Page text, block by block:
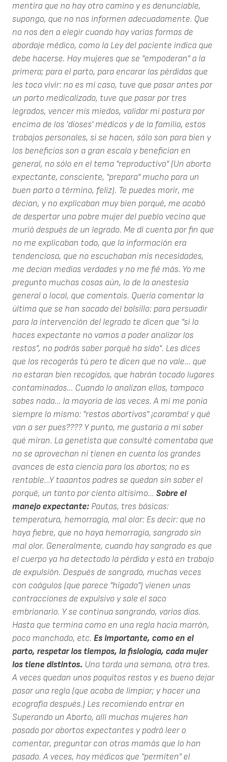
mentira que no hay otro camino y es denunciable,
supongo, que no nos informen adecuadamente. Que
no nos den a elegir cuando hay varias formas de
abordaje médico, como la Ley del paciente indica que
debe hacerse. Hay mujeres que se "empoderan" a la
primera; para el parto, para encarar las pérdidas que
les toca vivir: no es mi caso, tuve que pasar antes por
un parto medicalizado, tuve que pasar por tres
legrados, vencer mis miedos, validar mi postura por
encima de los 'dioses' médicos y de la familia, estos
trabajos personales, si se hacen, sólo son para bien y
los beneficios son a gran escala y benefician en
general, no sólo en el tema "reproductivo" (Un aborto
expectante, consciente, "prepara" mucho para un
buen parto a término, feliz). Te puedes morir, me
decían, y no explicaban muy bien porqué, me acabó
de despertar una pobre mujer del pueblo vecino que
murió después de un legrado. Me di cuenta por fin que
no me explicaban todo, que la información era
tendenciosa, que no escuchaban mis necesidades,
me decían medias verdades y no me fié más. Yo me
pregunto muchas cosas aún, lo de la anestesia
general o local, que comentais. Quería comentar la
última que se han sacado del bolsillo: para persuadir
para la intervención del legrado te dicen que "si lo
haces expectante no vamos a poder analizar los
restos", no podrás saber porqué ha sido". Les dices
que los recogerás tú pero te dicen que no vale... que
no estaran bien recogidos, que habrán tocado lugares
contaminados... Cuando lo analizan ellos, tampoco
sabes nada... la mayoría de las veces. A mi me ponía
siempre lo mismo: "restos abortivos" ¡caramba! y qué
van a ser pues???? Y punto, me gustaría a mi saber
qué miran. La genetista que consulté comentaba que
no se aprovechan ni tienen en cuenta los grandes
avances de esta ciencia para los abortos; no es
rentable...Y taaantos padres se quedan sin saber el
porqué, un tanto por ciento altísimo... Sobre el
manejo expectante: Pautas, tres básicas:
temperatura, hemorragia, mal olor: Es decir: que no
haya fiebre, que no haya hemorragia, sangrado sin
mal olor. Generalmente, cuando hay sangrado es que
el cuerpo ya ha detectado la pérdida y está en trabajo
de expulsión. Después de sangrado, muchas veces
con coágulos (que parece "hígado") vienen unas
contracciones de expulsivo y sale el saco
embrionario. Y se continua sangrando, varios días.
Hasta que termina como en una regla hacia marrón,
poco manchado, etc. Es importante, como en el
parto, respetar los tiempos, la fisiología, cada mujer
los tiene distintos. Una tarda una semana, otra tres.
A veces quedan unos poquitos restos y es bueno dejar
pasar una regla (que acaba de limpiar; y hacer una
ecografía después.) Les recomiendo entrar en
Superando un Aborto, allí muchas mujeres han
pasado por abortos expectantes y podrá leer o
comentar, preguntar con otras mamás que lo han
pasado. A veces, hay médicos que "permiten" el